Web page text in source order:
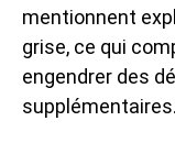
mentionnent
grise, ce qui
engendrer des
supplémentaires.